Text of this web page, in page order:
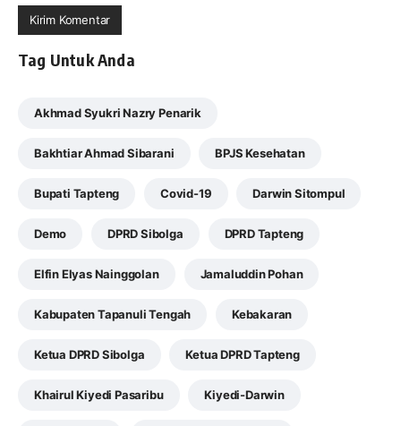
Tag Untuk Anda
Akhmad Syukri Nazry Penarik
Bakhtiar Ahmad Sibarani BPJS Kesehatan
Bupati Tapteng Covid-19 Darwin Sitompul
Demo DPRD Sibolga DPRD Tapteng
Elfin Elyas Nainggolan Jamaluddin Pohan
Kabupaten Tapanuli Tengah Kebakaran
Ketua DPRD Sibolga Ketua DPRD Tapteng
Khairul Kiyedi Pasaribu Kiyedi-Darwin